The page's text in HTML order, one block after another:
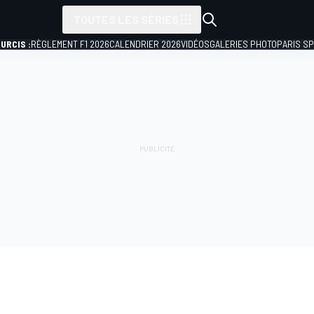
:RÈGLEMENT F1 2026CALENDRIER 2026VIDÉOSGALERIES PHOTOPARIS